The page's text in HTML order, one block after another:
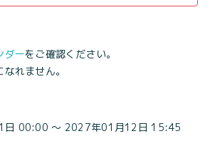
ダーをご確認ください。
れません。
日 00:00 〜 2027年01月12日 15:45